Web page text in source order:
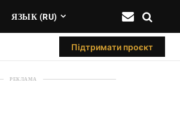
ЯЗЫК (RU)
Підтримати проєкт
РЕКЛАМА